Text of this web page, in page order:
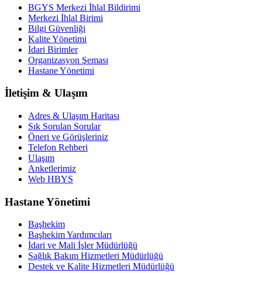
BGYS Merkezi İhlal Bildirimi
Merkezi İhlal Birimi
Bilgi Güvenliği
Kalite Yönetimi
İdari Birimler
Organizasyon Şeması
Hastane Yönetimi
İletişim & Ulaşım
Adres & Ulaşım Haritası
Sık Sorulan Sorular
Öneri ve Görüşleriniz
Telefon Rehberi
Ulaşım
Anketlerimiz
Web HBYS
Hastane Yönetimi
Başhekim
Başhekim Yardımcıları
İdari ve Mali İşler Müdürlüğü
Sağlık Bakım Hizmetleri Müdürlüğü
Destek ve Kalite Hizmetleri Müdürlüğü